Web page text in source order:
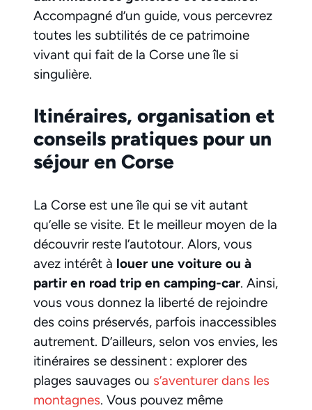
Accompagné d’un guide, vous percevrez
toutes les subtilités de ce patrimoine
vivant qui fait de la Corse une île si
singulière.
Itinéraires, organisation et
conseils pratiques pour un
séjour en Corse
La Corse est une île qui se vit autant
qu’elle se visite. Et le meilleur moyen de la
découvrir reste l’autotour. Alors, vous
avez intérêt à louer une voiture ou à
partir en road trip en camping-car. Ainsi,
vous vous donnez la liberté de rejoindre
des coins préservés, parfois inaccessibles
autrement. D’ailleurs, selon vos envies, les
itinéraires se dessinent : explorer des
plages sauvages ou s’aventurer dans les
montagnes. Vous pouvez même